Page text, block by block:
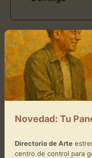
Ubicación de
Cómo llegar
+
−
Novedad: Tu
Directorio de Arte
centro de control para